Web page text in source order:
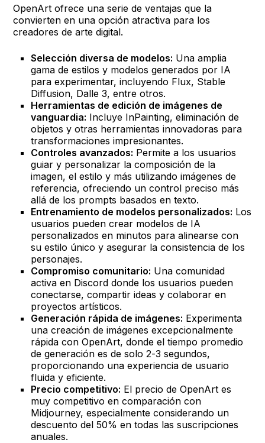
OpenArt ofrece una serie de ventajas que la
convierten en una opción atractiva para los
creadores de arte digital.
Selección diversa de modelos: Una amplia
gama de estilos y modelos generados por IA
para experimentar, incluyendo Flux, Stable
Diffusion, Dalle 3, entre otros.
Herramientas de edición de imágenes de
vanguardia: Incluye InPainting, eliminación de
objetos y otras herramientas innovadoras para
transformaciones impresionantes.
Controles avanzados: Permite a los usuarios
guiar y personalizar la composición de la
imagen, el estilo y más utilizando imágenes de
referencia, ofreciendo un control preciso más
allá de los prompts basados en texto.
Entrenamiento de modelos personalizados: Los
usuarios pueden crear modelos de IA
personalizados en minutos para alinearse con
su estilo único y asegurar la consistencia de los
personajes.
Compromiso comunitario: Una comunidad
activa en Discord donde los usuarios pueden
conectarse, compartir ideas y colaborar en
proyectos artísticos.
Generación rápida de imágenes: Experimenta
una creación de imágenes excepcionalmente
rápida con OpenArt, donde el tiempo promedio
de generación es de solo 2-3 segundos,
proporcionando una experiencia de usuario
fluida y eficiente.
Precio competitivo: El precio de OpenArt es
muy competitivo en comparación con
Midjourney, especialmente considerando un
descuento del 50% en todas las suscripciones
anuales.